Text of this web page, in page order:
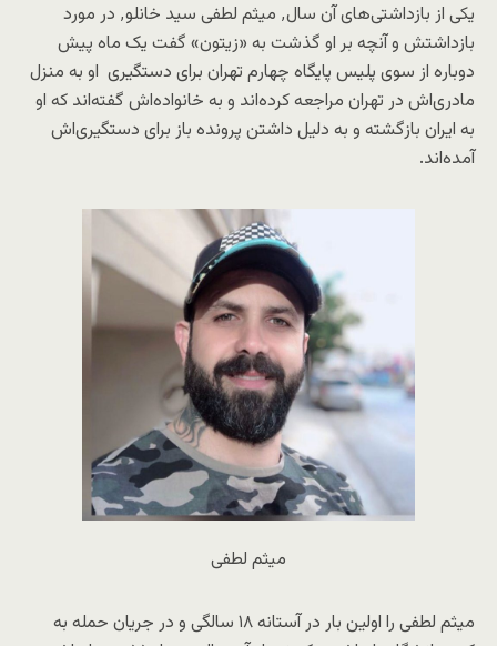
یکی از بازداشتی‌های آن سال٬ میثم لطفی سید خانلو٬ در مورد
بازداشتش و آنچه بر او گذشت به «زیتون» گفت یک ماه پیش
دوباره از سوی پلیس پایگاه چهارم تهران برای دستگیری او به منزل
مادری‌اش در تهران مراجعه کرده‌اند و به خانواده‌اش گفته‌اند که او
به ایران بازگشته و به دلیل داشتن پرونده باز برای دستگیری‌اش
آمده‌اند.
میثم لطفی
میثم لطفی را اولین بار در آستانه ۱۸ سالگی و در جریان حمله به